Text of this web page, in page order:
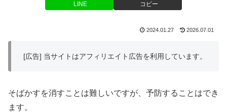
LINE コピー
2024.01.27 2026.07.01
[広告] 当サイトはアフィリエイト広告を利用しています。
そばかすを消すことは難しいですが、予防することはでき
ます。